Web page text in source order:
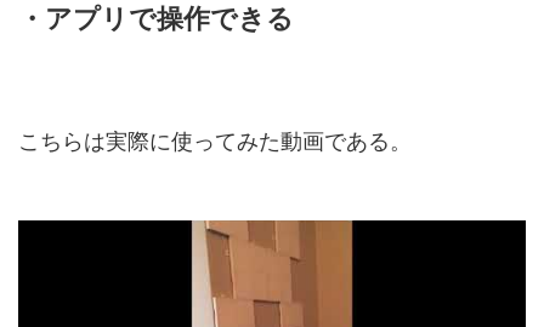
・アプリで操作できる
こちらは実際に使ってみた動画である。